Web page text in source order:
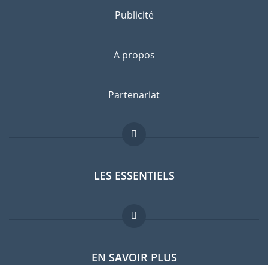
Publicité
A propos
Partenariat
LES ESSENTIELS
Forum expatriés
Guides pays
EN SAVOIR PLUS